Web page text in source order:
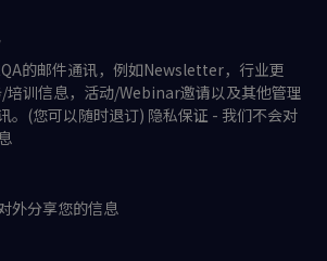
的邮件通讯，例如Newsletter，行业更
培训信息，活动/Webinar邀请以及其他管理
。(您可以随时退订) 隐私保证 - 我们不会对
外分享您的信息